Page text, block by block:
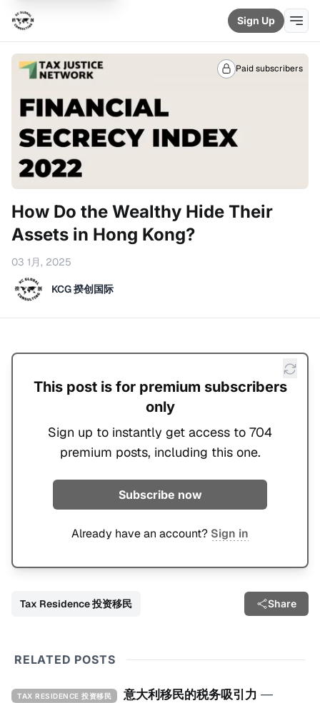
Sign Up
Paid subscribers
How Do the Wealthy Hide Their
Assets in Hong Kong?
03 1月, 2025
KCG 揆创国际
This post is for premium subscribers
only
Sign up to instantly get access to 704
premium posts, including this one.
Subscribe now
Already have an account? Sign in
Tax Residence 投资移民 Share
RELATED POSTS
TAX RESIDENCE 投资移民 意大利移民的税务吸引力 —